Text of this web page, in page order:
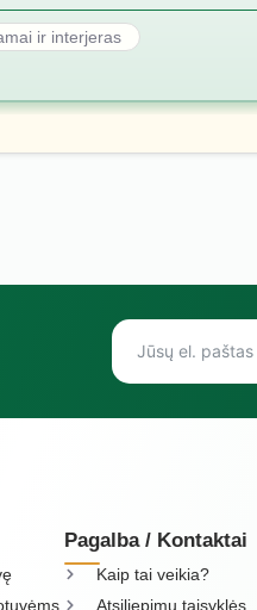
ir interjeras
Pagalba / Kontaktai
Kaip tai veikia?
Atsiliepimų taisyklės